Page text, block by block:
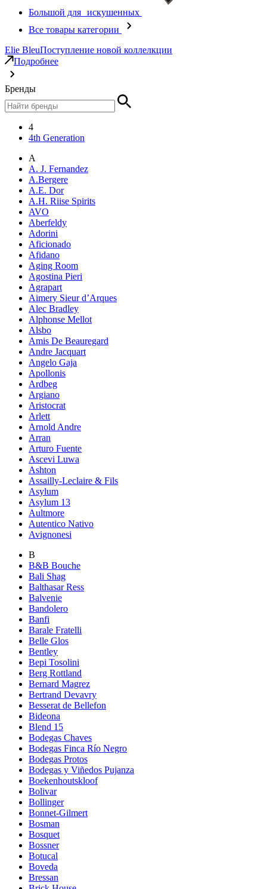
Большой для искушенных
Все товары категории
Elie BleuПоступление новой коллелкции
Подробнее
Бренды
4
4th Generation
A
A. J. Fernandez
A.Bergere
A.E. Dor
A.H. Riise Spirits
AVO
Aberfeldy
Adorini
Aficionado
Afidano
Aging Room
Agostina Pieri
Agrapart
Aimery Sieur d’Arques
Alec Bradley
Alphonse Mellot
Alsbo
Amis De Beauregard
Andre Jacquart
Angelo Gaja
Apollonis
Ardbeg
Argiano
Aristocrat
Arlett
Arnold Andre
Arran
Arturo Fuente
Ascevi Luwa
Ashton
Assailly-Leclaire & Fils
Asylum
Asylum 13
Aultmore
Autentico Nativo
Avignonesi
B
B&B Bouche
Bali Shag
Balthasar Ress
Balvenie
Bandolero
Banfi
Barale Fratelli
Belle Glos
Bentley
Bepi Tosolini
Berg Rottland
Bernard Magrez
Bertrand Devavry
Besserat de Bellefon
Bideona
Blend 15
Bodegas Chaves
Bodegas Finca Río Negro
Bodegas Protos
Bodegas y Viñedos Pujanza
Boekenhoutskloof
Bolivar
Bollinger
Bonnet-Gilmert
Bosman
Bosquet
Bossner
Botucal
Boveda
Bressan